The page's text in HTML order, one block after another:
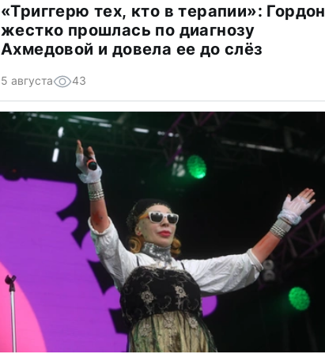
«Триггерю тех, кто в терапии»: Гордон
жестко прошлась по диагнозу
Ахмедовой и довела ее до слёз
5 августа 43